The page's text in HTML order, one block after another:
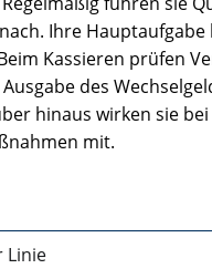
Ihre
Kassieren prüfen
des
hi­naus wirken sie
mit.
Linie